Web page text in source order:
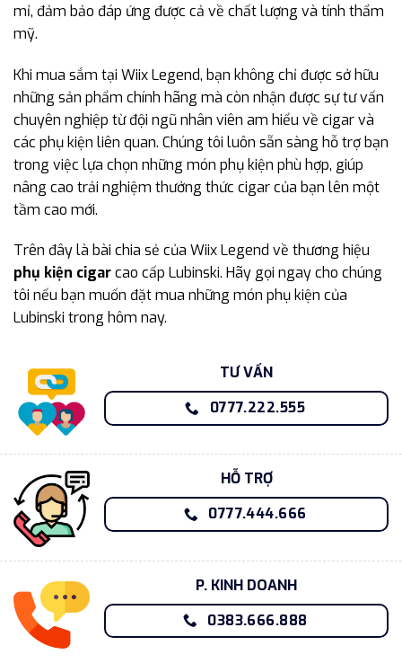
mỉ, đảm bảo đáp ứng được cả về chất lượng và tính thẩm
mỹ.
Khi mua sắm tại Wiix Legend, bạn không chỉ được sở hữu
những sản phẩm chính hãng mà còn nhận được sự tư vấn
chuyên nghiệp từ đội ngũ nhân viên am hiểu về cigar và
các phụ kiện liên quan. Chúng tôi luôn sẵn sàng hỗ trợ bạn
trong việc lựa chọn những món phụ kiện phù hợp, giúp
nâng cao trải nghiệm thưởng thức cigar của bạn lên một
tầm cao mới.
Trên đây là bài chia sẻ của Wiix Legend về thương hiệu
phụ kiện cigarcao cấp Lubinski. Hãy gọi ngay cho chúng
tôi nếu bạn muốn đặt mua những món phụ kiện của
Lubinski trong hôm nay.
TƯ VẤN
0777.222.555
HỖ TRỢ
0777.444.666
P. KINH DOANH
0383.666.888